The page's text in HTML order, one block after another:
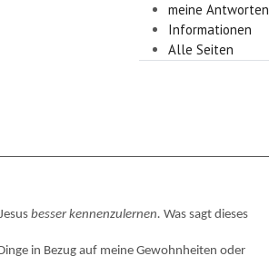
meine Antworten
Informationen
Alle Seiten
besser kennenzulernen. Was sagt dieses
in Bezug auf meine Gewohnheiten oder